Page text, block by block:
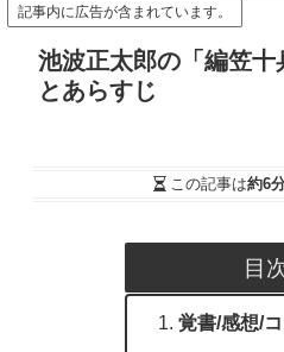
記事内に広告が含まれています。
池波正太郎の「編笠
とあらすじ
この記事は約6
目
覚書/感想/